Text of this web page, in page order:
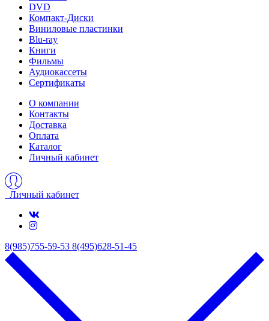
DVD
Компакт-Диски
Виниловые пластинки
Blu-ray
Книги
Фильмы
Аудиокассеты
Сертификаты
О компании
Контакты
Доставка
Оплата
Каталог
Личный кабинет
Личный кабинет
8(985)755-59-53 8(495)628-51-45